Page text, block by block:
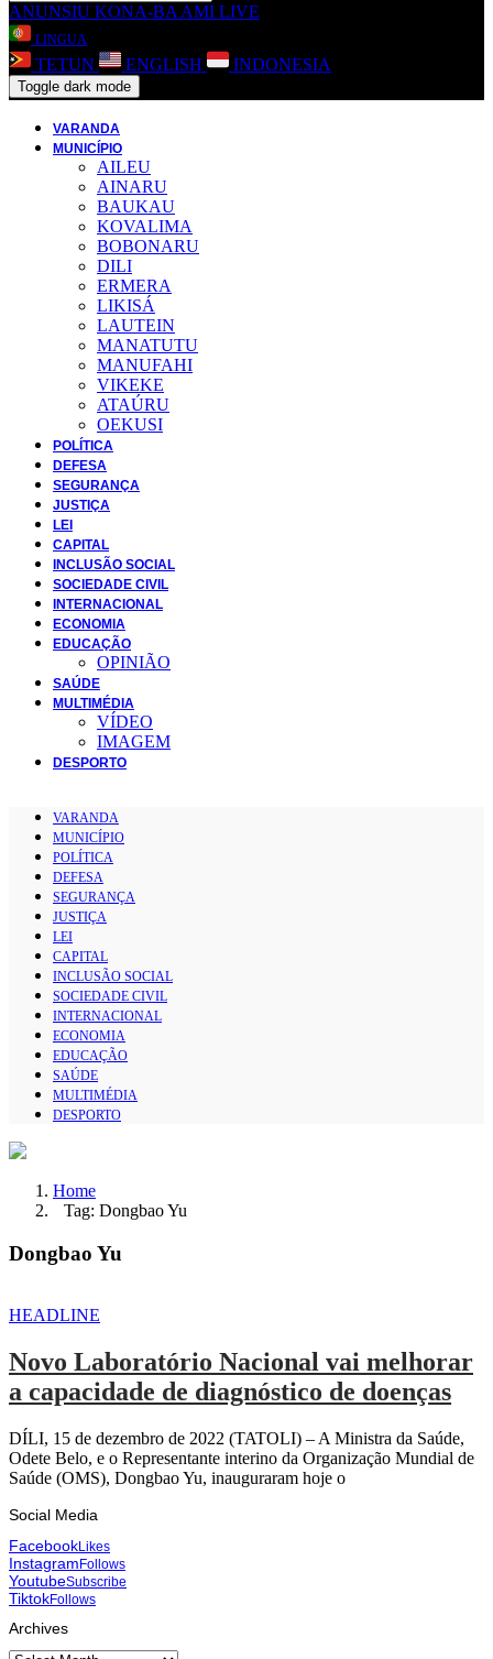
ANUNSIU KONA-BA AMI LIVE
LINGUA
TETUN ENGLISH INDONESIA
Toggle dark mode
VARANDA
MUNICÍPIO
AILEU
AINARU
BAUKAU
KOVALIMA
BOBONARU
DILI
ERMERA
LIKISÁ
LAUTEIN
MANATUTU
MANUFAHI
VIKEKE
ATAÚRU
OEKUSI
POLÍTICA
DEFESA
SEGURANÇA
JUSTIÇA
LEI
CAPITAL
INCLUSÃO SOCIAL
SOCIEDADE CIVIL
INTERNACIONAL
ECONOMIA
EDUCAÇÃO
OPINIÃO
SAÚDE
MULTIMÉDIA
VÍDEO
IMAGEM
DESPORTO
VARANDA
MUNICÍPIO
POLÍTICA
DEFESA
SEGURANÇA
JUSTIÇA
LEI
CAPITAL
INCLUSÃO SOCIAL
SOCIEDADE CIVIL
INTERNACIONAL
ECONOMIA
EDUCAÇÃO
SAÚDE
MULTIMÉDIA
DESPORTO
Home
Tag: Dongbao Yu
Dongbao Yu
HEADLINE
Novo Laboratório Nacional vai melhorar
a capacidade de diagnóstico de doenças
DÍLI, 15 de dezembro de 2022 (TATOLI) – A Ministra da Saúde,
Odete Belo, e o Representante interino da Organização Mundial de
Saúde (OMS), Dongbao Yu, inauguraram hoje o
Social Media
FacebookLikes
InstagramFollows
YoutubeSubscribe
TiktokFollows
Archives